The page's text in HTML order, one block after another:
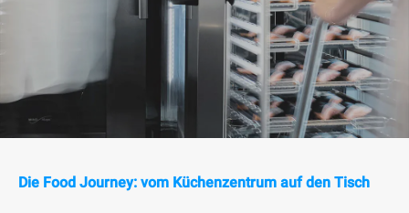
Die Food Journey: vom Küchenzentrum auf den Tisch